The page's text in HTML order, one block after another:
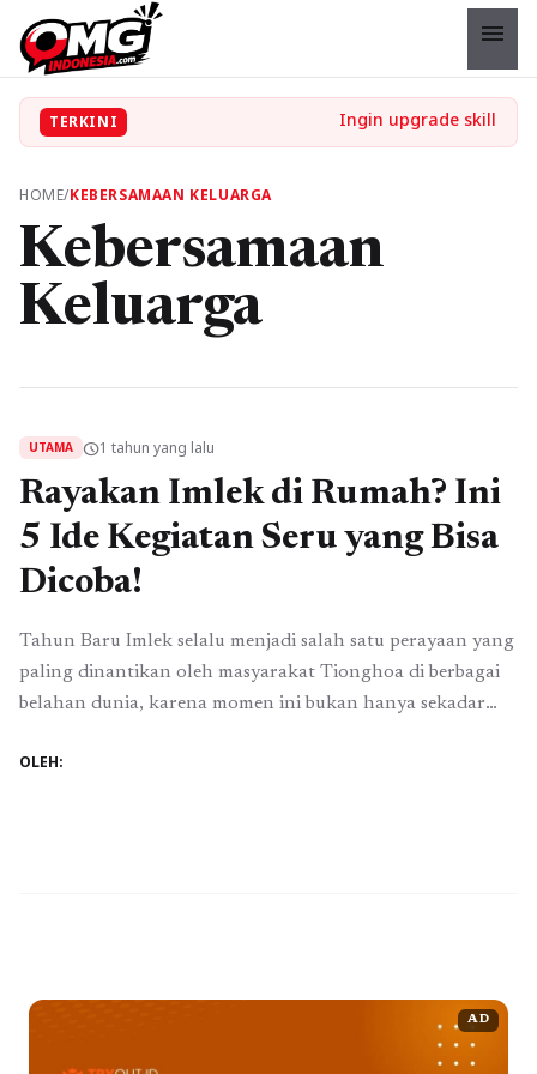
menu
TERKINI
HOME/KEBERSAMAAN KELUARGA
Kebersamaan
Keluarga
UTAMA schedule1 tahun yang lalu
Rayakan Imlek di Rumah? Ini
5 Ide Kegiatan Seru yang Bisa
Dicoba!
Tahun Baru Imlek selalu menjadi salah satu perayaan yang
paling dinantikan oleh masyarakat Tionghoa di berbagai
belahan dunia, karena momen ini bukan hanya sekadar
dengan makna kebersamaan, tradisi, dan harapan baru.
OLEH:
AD